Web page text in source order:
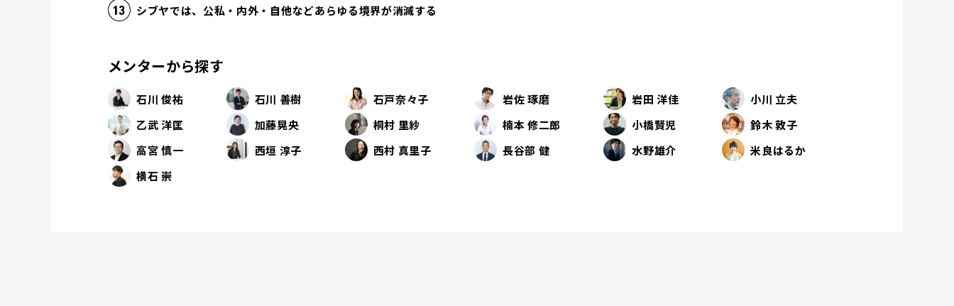
シブヤでは、公私・内外・自他などあらゆる境界が消滅する
メンターから探す
石川 俊祐 石川 善樹 石戸奈々子 岩佐 琢磨 岩田 洋佳
小川 立夫
乙武 洋匡
加藤晃央 桐村 里紗 楠本 修二郎 小橋賢児
鈴木 敦子
高宮 慎一
西垣 淳子 西村 真里子 長谷部 健 水野雄介
米良はるか
横石 崇